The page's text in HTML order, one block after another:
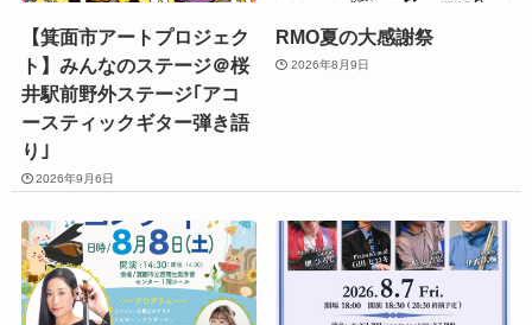
【箕面市アートプロジェク
ト】みんなのステージ＠桜
井駅前野外ステージ｢アコ
ースティックギター弾き語
り｣
2026年9月6日
RMO夏の大感謝祭
2026年8月9日